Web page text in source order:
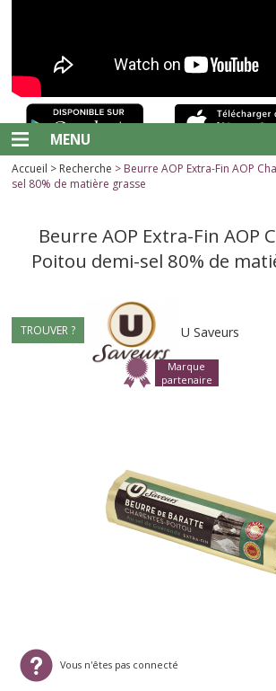
MENU
Accueil > Recherche > Beurre AOP Extra-Fin AOP
sel 80% de matière grasse
Beurre AOP Extra-Fin AOP
Poitou demi-sel 80% de
TROUVER ? U Saveurs
Marque
partenaire
Vous n'êtes pas connecté